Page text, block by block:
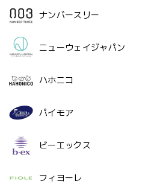
ナンバースリー
ニューウェイジャパン
ハホニコ
パイモア
ビーエックス
フィヨーレ